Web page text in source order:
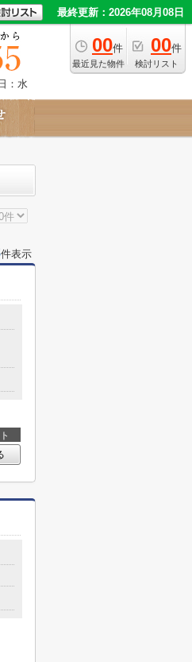
最終更新：2026年08月08日
00件
最近見た物件
00件
検討リスト
：水
件表示